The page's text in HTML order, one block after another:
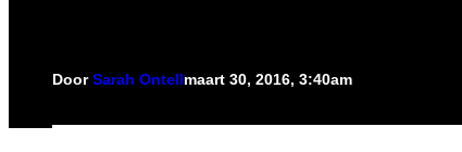
DoorSarah Ontellmaart 30, 2016, 3:40am